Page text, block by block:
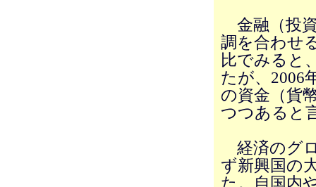
金融（投
調を合わせ
比でみると
たが、2006
の資金（貨
つつあると
経済のグ
ず新興国の
た。自国内